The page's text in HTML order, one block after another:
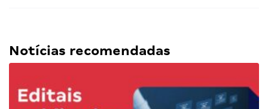
Notícias recomendadas